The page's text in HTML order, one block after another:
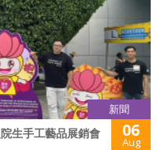
新聞
生手工藝品展銷會
06
Aug